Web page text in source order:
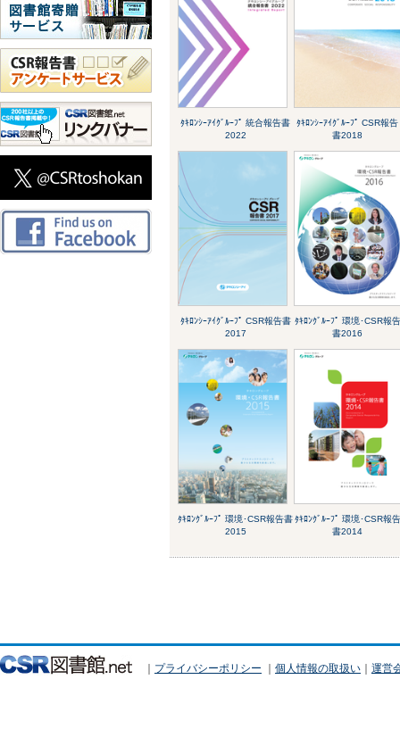
ﾀｷﾛﾝｼｰｱｲｸﾞﾙｰﾌﾟ 統合報告書
2022
ﾀｷﾛﾝｼｰｱｲｸﾞﾙｰﾌﾟ CSR報告
書2018
ﾀｷﾛﾝｼｰｱｲｸﾞﾙｰﾌﾟ CSR報告書
2017
ﾀｷﾛﾝｸﾞﾙｰﾌﾟ 環境･CSR報告
書2016
ﾀｷﾛﾝｸﾞﾙｰﾌﾟ 環境･CSR報告書
2015
ﾀｷﾛﾝｸﾞﾙｰﾌﾟ 環境･CSR報告
書2014
｜ プライバシーポリシー ｜ 個人情報の取扱い ｜ 運営